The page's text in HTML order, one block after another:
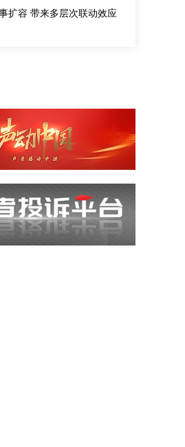
扩容 带来多层次联动效应